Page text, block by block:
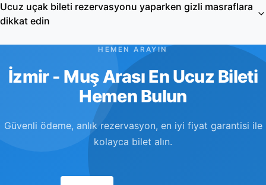
Ucuz uçak bileti rezervasyonu yaparken gizli masraflara
dikkat edin
HEMEN ARAYIN
İzmir - Muş Arası En Ucuz Bileti
Hemen Bulun
Güvenli ödeme, anlık rezervasyon, en iyi fiyat garantisi ile
kolayca bilet alın.